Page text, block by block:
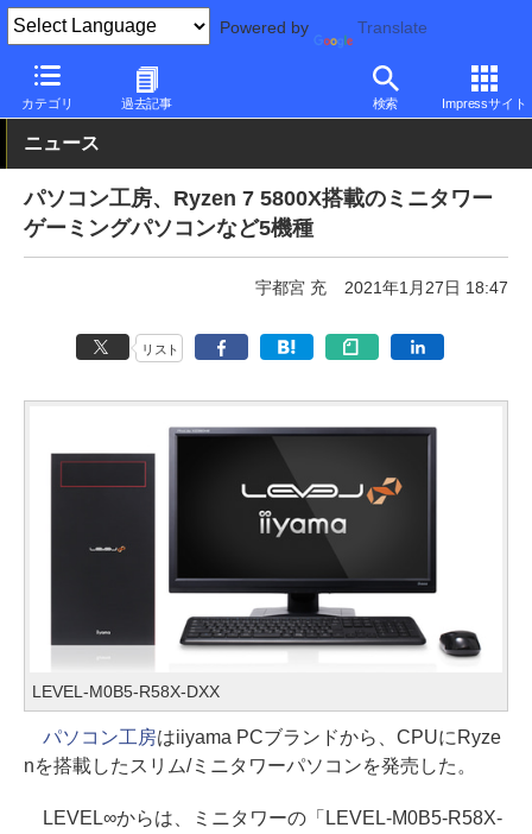
Powered by Translate
カテゴリ 過去記事 検索 Impressサイト
PC Watch パソコン/タブレット/スマートフォン デスクトップパ
ニュース
パソコン工房、Ryzen 7 5800X搭載のミニタワー
ゲーミングパソコンなど5機種
宇都宮 充 2021年1月27日 18:47
リスト
LEVEL-M0B5-R58X-DXX
パソコン工房はiiyama PCブランドから、CPUにRyze
nを搭載したスリム/ミニタワーパソコンを発売した。
LEVEL∞からは、ミニタワーの「LEVEL-M0B5-R58X-